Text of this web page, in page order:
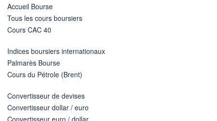
Accueil Bourse
Tous les cours boursiers
Cours CAC 40
Indices boursiers internationaux
Palmarès Bourse
Cours du Pétrole (Brent)
Convertisseur de devises
Convertisseur dollar / euro
Convertisseur euro / dollar